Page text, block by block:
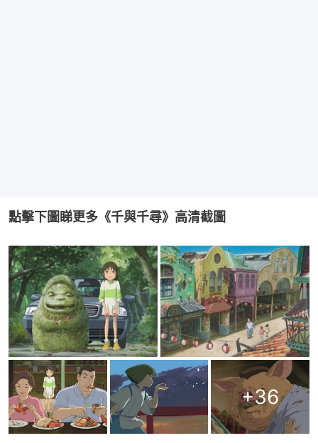
點擊下圖睇更多《千與千尋》高清截圖
+36